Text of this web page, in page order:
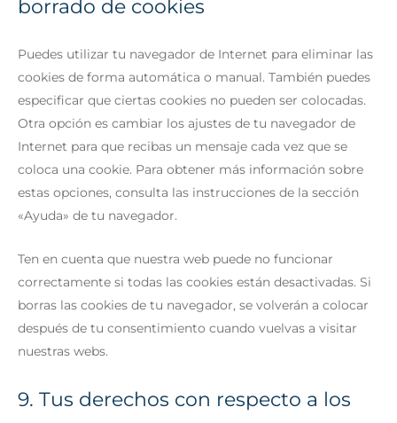
borrado de cookies
Puedes utilizar tu navegador de Internet para eliminar las
cookies de forma automática o manual. También puedes
especificar que ciertas cookies no pueden ser colocadas.
Otra opción es cambiar los ajustes de tu navegador de
Internet para que recibas un mensaje cada vez que se
coloca una cookie. Para obtener más información sobre
estas opciones, consulta las instrucciones de la sección
«Ayuda» de tu navegador.
Ten en cuenta que nuestra web puede no funcionar
correctamente si todas las cookies están desactivadas. Si
borras las cookies de tu navegador, se volverán a colocar
después de tu consentimiento cuando vuelvas a visitar
nuestras webs.
9. Tus derechos con respecto a los